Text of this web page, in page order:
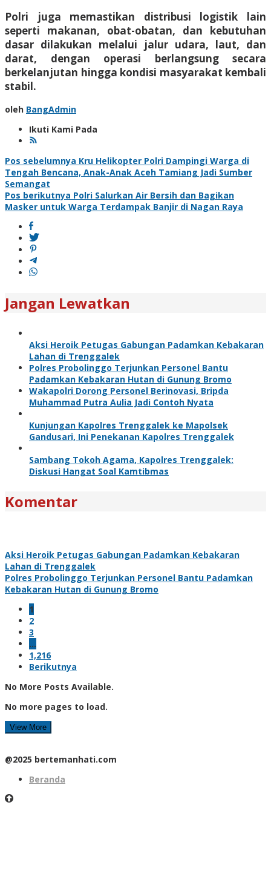
Polri juga memastikan distribusi logistik lain
seperti makanan, obat-obatan, dan kebutuhan
dasar dilakukan melalui jalur udara, laut, dan
darat, dengan operasi berlangsung secara
berkelanjutan hingga kondisi masyarakat kembali
stabil.
oleh BangAdmin
Ikuti Kami Pada
Navigasi
pos
Pos sebelumnya Kru Helikopter Polri Dampingi Warga di
Tengah Bencana, Anak-Anak Aceh Tamiang Jadi Sumber
Semangat
Pos berikutnya Polri Salurkan Air Bersih dan Bagikan
Masker untuk Warga Terdampak Banjir di Nagan Raya
Jangan Lewatkan
Aksi Heroik Petugas Gabungan Padamkan Kebakaran
Lahan di Trenggalek
Polres Probolinggo Terjunkan Personel Bantu
Padamkan Kebakaran Hutan di Gunung Bromo
Wakapolri Dorong Personel Berinovasi, Bripda
Muhammad Putra Aulia Jadi Contoh Nyata
Kunjungan Kapolres Trenggalek ke Mapolsek
Gandusari, Ini Penekanan Kapolres Trenggalek
Sambang Tokoh Agama, Kapolres Trenggalek:
Diskusi Hangat Soal Kamtibmas
Komentar
Aksi Heroik Petugas Gabungan Padamkan Kebakaran
Lahan di Trenggalek
Polres Probolinggo Terjunkan Personel Bantu Padamkan
Kebakaran Hutan di Gunung Bromo
1
2
3
…
1,216
Berikutnya
No More Posts Available.
No more pages to load.
View More
@2025 bertemanhati.com
Beranda